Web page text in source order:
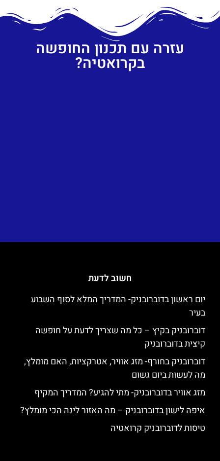
עזרה עם תכנון החופשה
בקרואטיה?
חשוב לדעת
יום ראשון בדוברובניק- המדריך המלא לסוף השבוע
בעיר
דוברובניק בקיץ – כל מה שצריך לדעת על חופשה
קיצית בדוברובניק
דוברובניק בחורף- מזג אוויר, אטרקציות, האם מומלץ,
מה לעשות ביום גשום
מזג אוויר בדוברובניק- מתי להגיע? המדריך המקיף
איפה לישון בדוברובניק – מה האזור לינה הכי מומלץ?
טיסות לדוברובניק קרואטיה